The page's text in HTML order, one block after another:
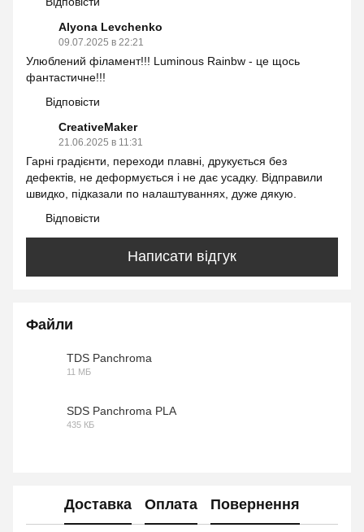
Alyona Levchenko
09.07.2025 в 22:21
Улюблений філамент!!! Luminous Rainbw - це щось
фантастичне!!!
Відповісти
CreativeMaker
21.06.2025 в 11:31
Гарні градієнти, переходи плавні, друкується без
дефектів, не деформується і не дає усадку. Відправили
швидко, підказали по налаштуваннях, дуже дякую.
Відповісти
Написати відгук
Файли
TDS Panchroma
11 МБ
SDS Panchroma PLA
435 КБ
Доставка Оплата Повернення